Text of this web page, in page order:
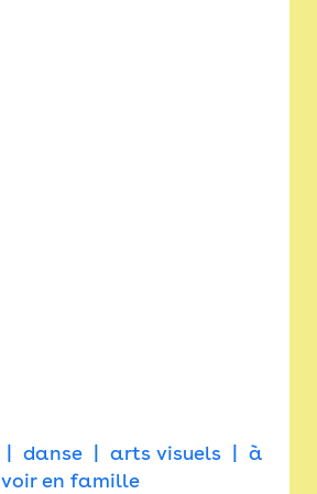
danse arts visuels
à
voir en famille